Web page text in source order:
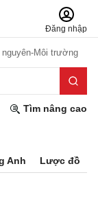
Đăng nhập
nguyên-Môi trường
Tìm nâng cao
Anh Lược đồ